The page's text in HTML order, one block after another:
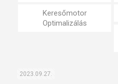
Keresőmotor
Optimalizálás
2023.09.27.